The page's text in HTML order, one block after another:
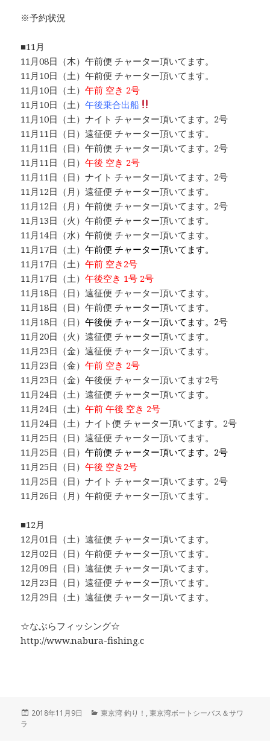
※予約状況
■11月
11月08日（木）午前便 チャーター頂いてます。
11月10日（土）午前便 チャーター頂いてます。
11月10日（土）午前 空き 2号
11月10日（土）午後乗合出船
11月10日（土）ナイト チャーター頂いてます。2号
11月11日（日）遠征便 チャーター頂いてます。
11月11日（日）午前便 チャーター頂いてます。2号
11月11日（日）午後 空き 2号
11月11日（日）ナイト チャーター頂いてます。2号
11月12日（月）遠征便 チャーター頂いてます。
11月12日（月）午前便 チャーター頂いてます。2号
11月13日（火）午前便 チャーター頂いてます。
11月14日（水）午前便 チャーター頂いてます。
11月17日（土）午前便 チャーター頂いてます。
11月17日（土）午前 空き2号
11月17日（土）午後空き 1号 2号
11月18日（日）遠征便 チャーター頂いてます。
11月18日（日）午前便 チャーター頂いてます。
11月18日（日）午後便 チャーター頂いてます。2号
11月20日（火）遠征便 チャーター頂いてます。
11月23日（金）遠征便 チャーター頂いてます。
11月23日（金）午前 空き 2号
11月23日（金）午後便 チャーター頂いてます2号
11月24日（土）遠征便 チャーター頂いてます。
11月24日（土）午前 午後 空き 2号
11月24日（土）ナイト便 チャーター頂いてます。2号
11月25日（日）遠征便 チャーター頂いてます。
11月25日（日）午前便 チャーター頂いてます。2号
11月25日（日）午後 空き2号
11月25日（日）ナイト チャーター頂いてます。2号
11月26日（月）午前便 チャーター頂いてます。
■12月
12月01日（土）遠征便 チャーター頂いてます。
12月02日（日）午前便 チャーター頂いてます。
12月09日（日）遠征便 チャーター頂いてます。
12月23日（日）遠征便 チャーター頂いてます。
12月29日（土）遠征便 チャーター頂いてます。
☆なぶらフィッシング☆
http://www.nabura-fishing.c
投
2018年11月9日
カ
東京湾 釣り！ ,東京湾ボートシーバス＆サワ
ラ